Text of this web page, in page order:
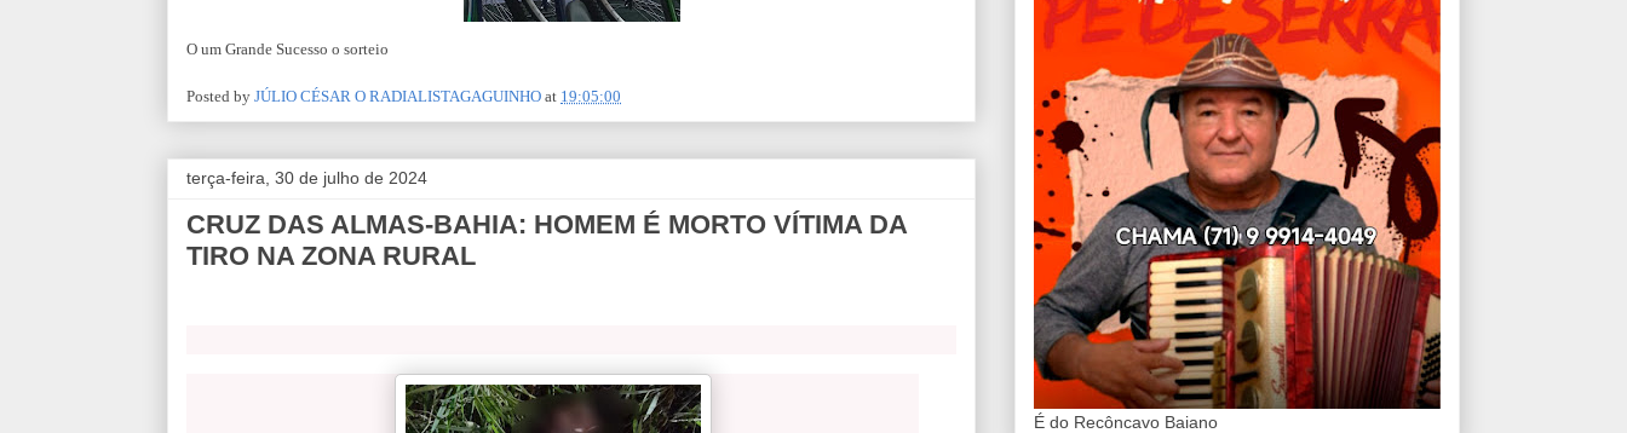
O um Grande Sucesso o sorteio
Posted by JÚLIO CÉSAR O RADIALISTAGAGUINHO at 19:05:00
terça-feira, 30 de julho de 2024
CRUZ DAS ALMAS-BAHIA: HOMEM É MORTO VÍTIMA DA
TIRO NA ZONA RURAL
É do Recôncavo Baiano